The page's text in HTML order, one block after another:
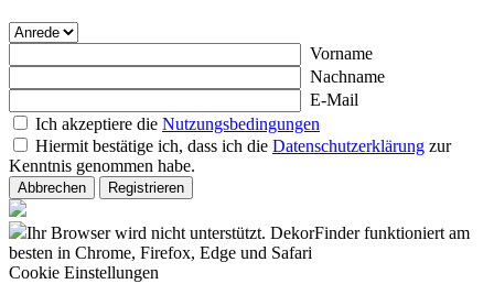
Vorname
Nachname
E-Mail
Ich akzeptiere die Nutzungsbedingungen
Hiermit bestätige ich, dass ich die Datenschutzerklärung zur
Kenntnis genommen habe.
Abbrechen Registrieren
Ihr Browser wird nicht unterstützt. DekorFinder funktioniert am
besten in Chrome, Firefox, Edge und Safari
Cookie Einstellungen